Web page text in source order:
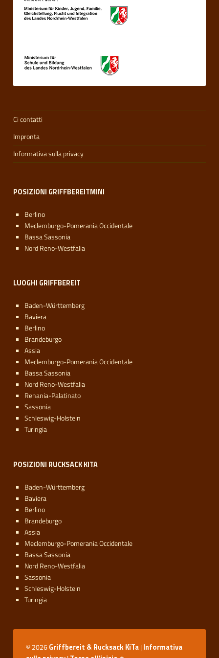
Ci contatti
Impronta
Informativa sulla privacy
POSIZIONI GRIFFBEREITMINI
Berlino
Meclemburgo-Pomerania Occidentale
Bassa Sassonia
Nord Reno-Westfalia
LUOGHI GRIFFBEREIT
Baden-Württemberg
Baviera
Berlino
Brandeburgo
Assia
Meclemburgo-Pomerania Occidentale
Bassa Sassonia
Nord Reno-Westfalia
Renania-Palatinato
Sassonia
Schleswig-Holstein
Turingia
POSIZIONI RUCKSACK KITA
Baden-Württemberg
Baviera
Berlino
Brandeburgo
Assia
Meclemburgo-Pomerania Occidentale
Bassa Sassonia
Nord Reno-Westfalia
Sassonia
Schleswig-Holstein
Turingia
© 2026Griffbereit & Rucksack KiTa|Informativa